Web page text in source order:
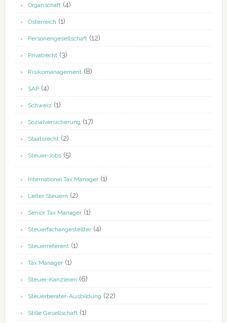
Organschaft(4)
Österreich (1)
Personengesellschaft(12)
Privatrecht(3)
Risikomanagement(8)
SAP(4)
Schweiz (1)
Sozialversicherung (17)
Staatsrecht(2)
Steuer-Jobs(5)
International Tax Manager(1)
Leiter Steuern (2)
Senior Tax Manager(1)
Steuerfachangestellter(4)
Steuerreferent(1)
Tax Manager(1)
Steuer-Kanzleien (6)
Steuerberater-Ausbildung (22)
Stille Gesellschaft(1)